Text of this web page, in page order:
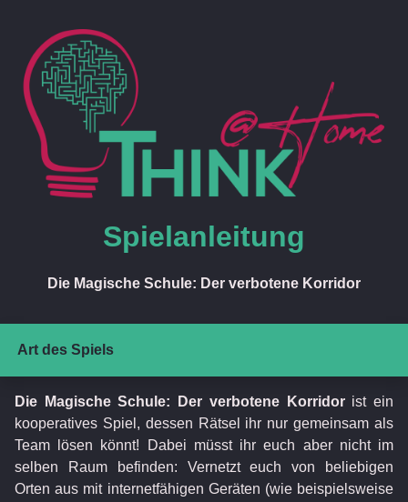
Spielanleitung
Die Magische Schule: Der verbotene Korridor
Art des Spiels
Die Magische Schule: Der verbotene Korridorist ein
kooperatives Spiel, dessen Rätsel ihr nur gemeinsam als
Team lösen könnt! Dabei müsst ihr euch aber nicht im
selben Raum befinden: Vernetzt euch von beliebigen
Orten aus mit internetfähigen Geräten (wie beispielsweise